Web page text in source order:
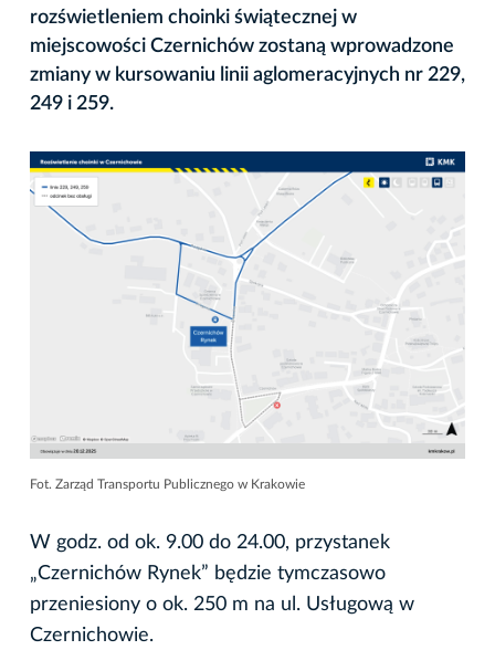
rozświetleniem choinki świątecznej w
miejscowości Czernichów zostaną wprowadzone
zmiany w kursowaniu linii aglomeracyjnych nr 229,
249 i 259.
Fot. Zarząd Transportu Publicznego w Krakowie
W godz. od ok. 9.00 do 24.00, przystanek
„Czernichów Rynek” będzie tymczasowo
przeniesiony o ok. 250 m na ul. Usługową w
Czernichowie.